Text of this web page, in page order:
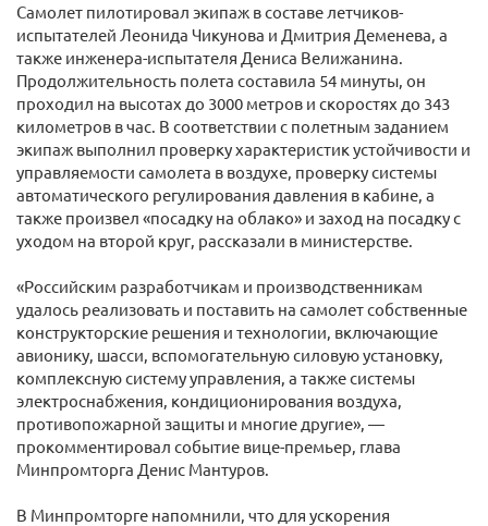
Самолет пилотировал экипаж в составе летчиков-
испытателей Леонида Чикунова и Дмитрия Деменева, а
также инженера-испытателя Дениса Велижанина.
Продолжительность полета составила 54 минуты, он
проходил на высотах до 3000 метров и скоростях до 343
километров в час. В соответствии с полетным заданием
экипаж выполнил проверку характеристик устойчивости и
управляемости самолета в воздухе, проверку системы
автоматического регулирования давления в кабине, а
также произвел «посадку на облако» и заход на посадку с
уходом на второй круг, рассказали в министерстве.
«Российским разработчикам и производственникам
удалось реализовать и поставить на самолет собственные
конструкторские решения и технологии, включающие
авионику, шасси, вспомогательную силовую установку,
комплексную систему управления, а также системы
электроснабжения, кондиционирования воздуха,
противопожарной защиты и многие другие», —
прокомментировал событие вице-премьер, глава
Минпромторга Денис Мантуров.
В Минпромторге напомнили, что для ускорения